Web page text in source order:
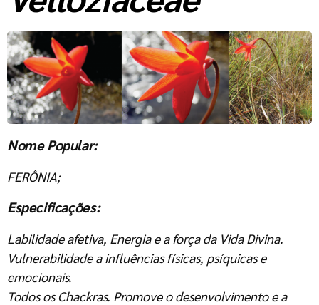
Nome Popular:
FERÔNIA;
Especificações:
Labilidade afetiva, Energia e a força da Vida Divina.
Vulnerabilidade a influências físicas, psíquicas e
emocionais.
Todos os Chackras. Promove o desenvolvimento e a